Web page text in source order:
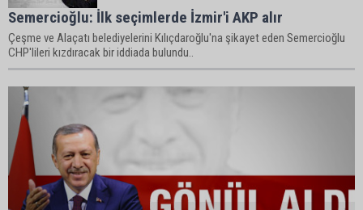
Semercioğlu: İlk seçimlerde İzmir'i AKP alır
Çeşme ve Alaçatı belediyelerini Kılıçdaroğlu'na şikayet eden Semercioğlu
CHP'lileri kızdıracak bir iddiada bulundu..